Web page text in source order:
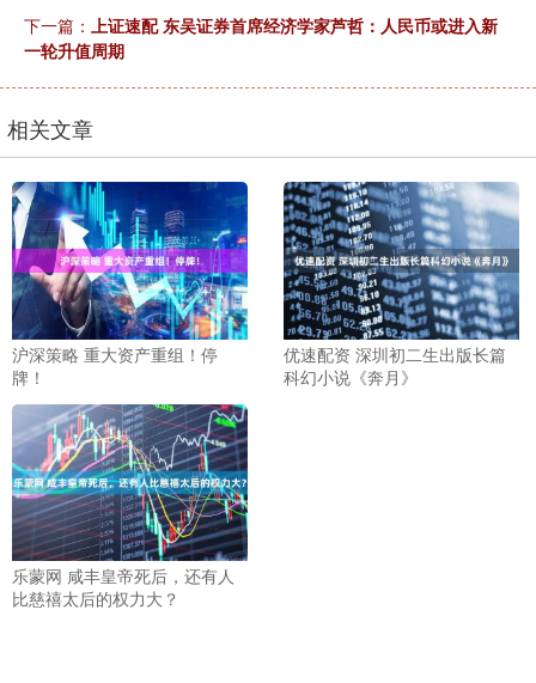
下一篇： 上证速配 东吴证券首席经济学家芦哲：人民币或进入新
一轮升值周期
相关文章
沪深策略 重大资产重组！停
牌！
优速配资 深圳初二生出版长篇
科幻小说《奔月》
乐蒙网 咸丰皇帝死后，还有人
比慈禧太后的权力大？